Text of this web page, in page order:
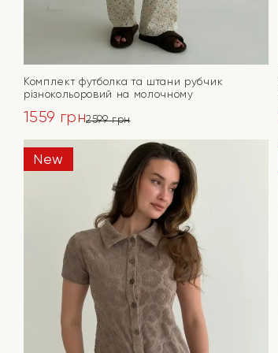
Комплект футболка та штани рубчик
різнокольоровий на молочному
2599грн
Оригінальна
ціна:
2599 грн.
1559 грн
Поточна
ціна:
1559 грн.
ПЕРЕЙТИ
New